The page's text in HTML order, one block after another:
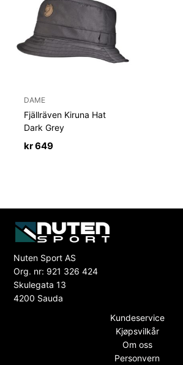
DAME
Fjällräven Kiruna Hat
Dark Grey
kr649
Nuten Sport AS
Org. nr: 921 326 424
Skulegata 13
4200 Sauda
Kundeservice
Kjøpsvilkår
Om oss
Personvern